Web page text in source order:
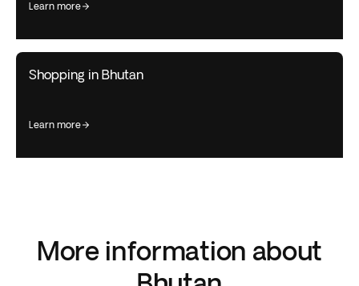
learn more
Shopping in Bhutan
learn more
More information about